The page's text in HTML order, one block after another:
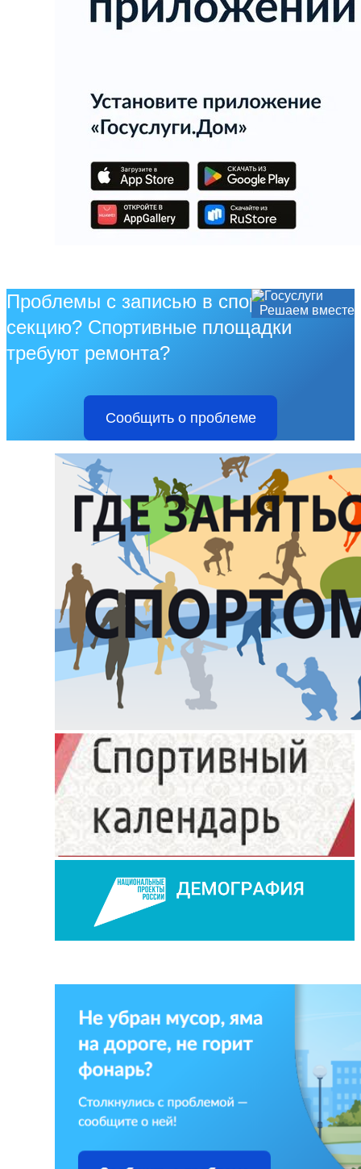
Решаем вместе
Проблемы с записью в спортивную
секцию? Спортивные площадки
требуют ремонта?
Сообщить о проблеме